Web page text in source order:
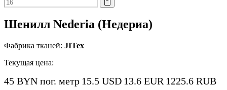
Шенилл Nederia (Недериа)
Фабрика тканей: JITex
Текущая цена:
45 BYN пог. метр 15.5 USD 13.6 EUR 1225.6 RUB